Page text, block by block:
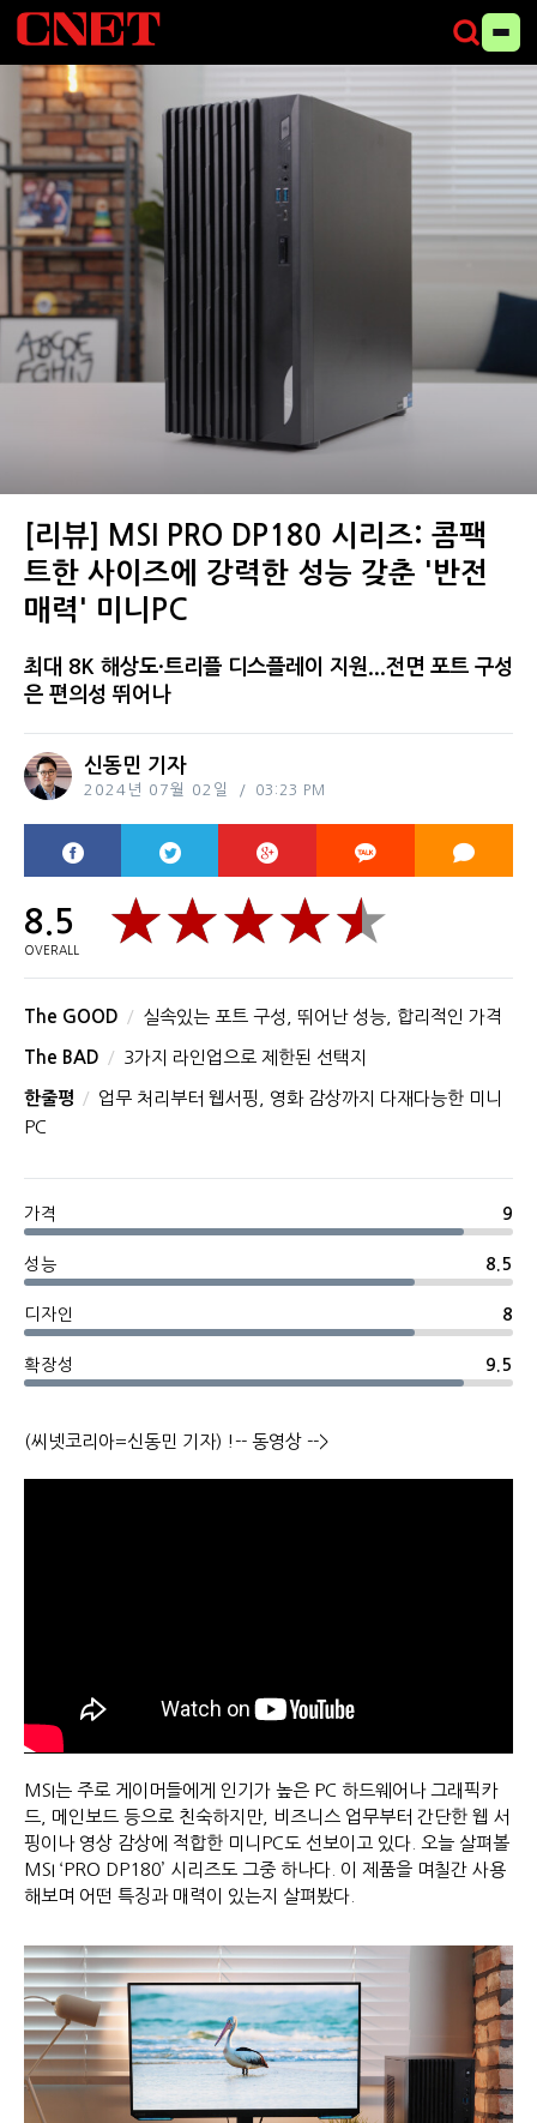
[리뷰] MSI PRO DP180 시리즈: 콤팩
트한 사이즈에 강력한 성능 갖춘 '반전
매력' 미니PC
최대 8K 해상도·트리플 디스플레이 지원...전면 포트 구성
은 편의성 뛰어나
신동민 기자
2024년 07월 02일 03:23 PM
8.5
OVERALL
The GOOD 실속있는 포트 구성, 뛰어난 성능, 합리적인 가격
The BAD 3가지 라인업으로 제한된 선택지
한줄평
업무 처리부터 웹서핑, 영화 감상까지 다재다능한 미니
PC
가격 9
성능 8.5
디자인 8
확장성 9.5
(씨넷코리아=신동민 기자) !-- 동영상 -->
MSI는 주로 게이머들에게 인기가 높은 PC 하드웨어나 그래픽카
드, 메인보드 등으로 친숙하지만, 비즈니스 업무부터 간단한 웹 서
핑이나 영상 감상에 적합한 미니PC도 선보이고 있다. 오늘 살펴볼
MSI ‘PRO DP180’ 시리즈도 그중 하나다. 이 제품을 며칠간 사용
해보며 어떤 특징과 매력이 있는지 살펴봤다.